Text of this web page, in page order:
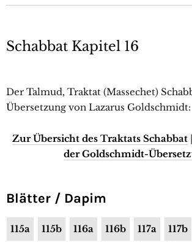
Schabbat Kapitel 16
Der Talmud, Traktat (Massechet)
Übersetzung von Lazarus Goldschmidt:
Zur Übersicht des Traktats Schabbat|
der Goldschmidt-
Blätter / Dapim
115a 115b 116a 116b 117a 117b